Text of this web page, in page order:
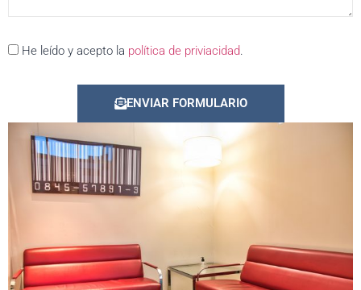
He leído y acepto la política de priviacidad.
ENVIAR FORMULARIO